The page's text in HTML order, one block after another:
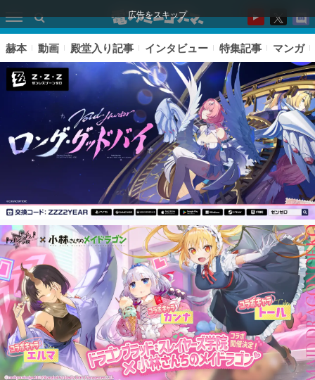
広告をスキップ
ピックアップ
電ファミのいま読まれている記事ランキング
アプリセール情報
インタビュー
連載・特集一覧
赫本 動画 殿堂入り記事 インタビュー 特集記事 マンガ